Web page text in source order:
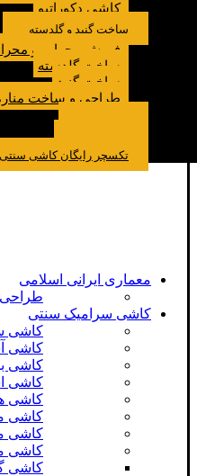
کاشی دکوراتیو
ساخت گنبد و گلدسته
فروش محراب و
ساخت گلدسته
ساخت گنبد
طراحی و ساخت
تکسچر رایگان کاشی
معماری ایرانی اسلامی
کاشی سرامیک سنتی
کاشی
کاشی
کاشی
کاشی
کاشی
کاشی
کاشی
کاشی
کاشی